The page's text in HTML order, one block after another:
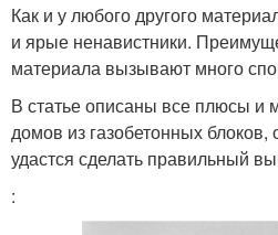
Как и у любого другого
и ярые ненавистники.
материала вызывают много
В статье описаны все плюсы и
домов из газобетонных блоков,
удастся сделать правильный
: